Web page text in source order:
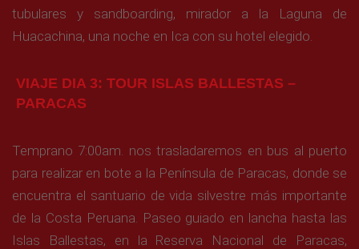
tubulares y sandboarding, mirador a la Laguna de
Huacachina, una noche en Ica con su hotel elegido.
VIAJE DIA 3: TOUR ISLAS BALLESTAS –
PARACAS
Temprano 7:00am. nos trasladaremos en bus al puerto
para realizar en bote a la Península de Paracas, donde se
encuentra el santuario de vida silvestre más importante
de la Costa Peruana. Paseo guiado en lancha hasta las
Islas Ballestas, en la Reserva Nacional de Paracas,